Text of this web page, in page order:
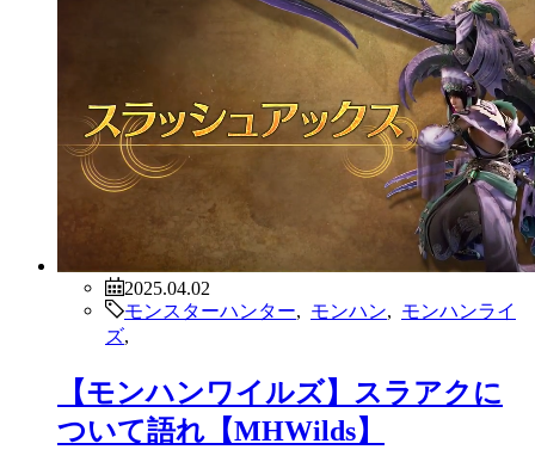
2025.04.02
モンスターハンター
モンハン
モンハンライ
ズ
【モンハンワイルズ】スラアクに
ついて語れ【MHWilds】